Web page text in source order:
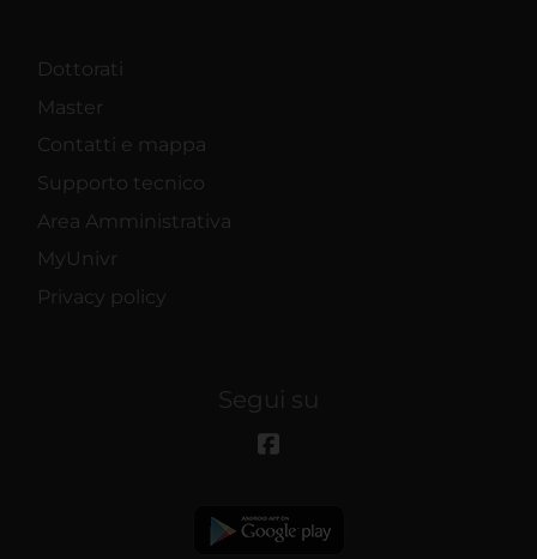
Dottorati
Master
Contatti e mappa
Supporto tecnico
Area Amministrativa
MyUnivr
Privacy policy
Segui su